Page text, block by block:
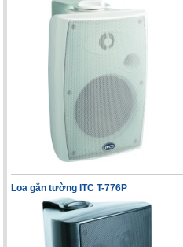
Loa gắn tường ITC T-776P